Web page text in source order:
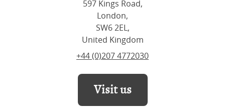
597 Kings Road,
London,
SW6 2EL,
United Kingdom
+44 (0)207 4772030
Visit us